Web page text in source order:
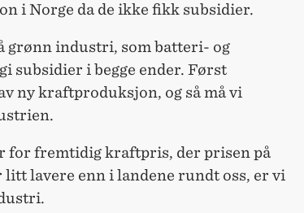
i Norge da de ikke fikk subsidier.
grønn industri, som batteri- og
subsidier i begge ender. Først
ny kraftproduksjon, og så må vi
for fremtidig kraftpris, der prisen på
lavere enn i landene rundt oss, er vi